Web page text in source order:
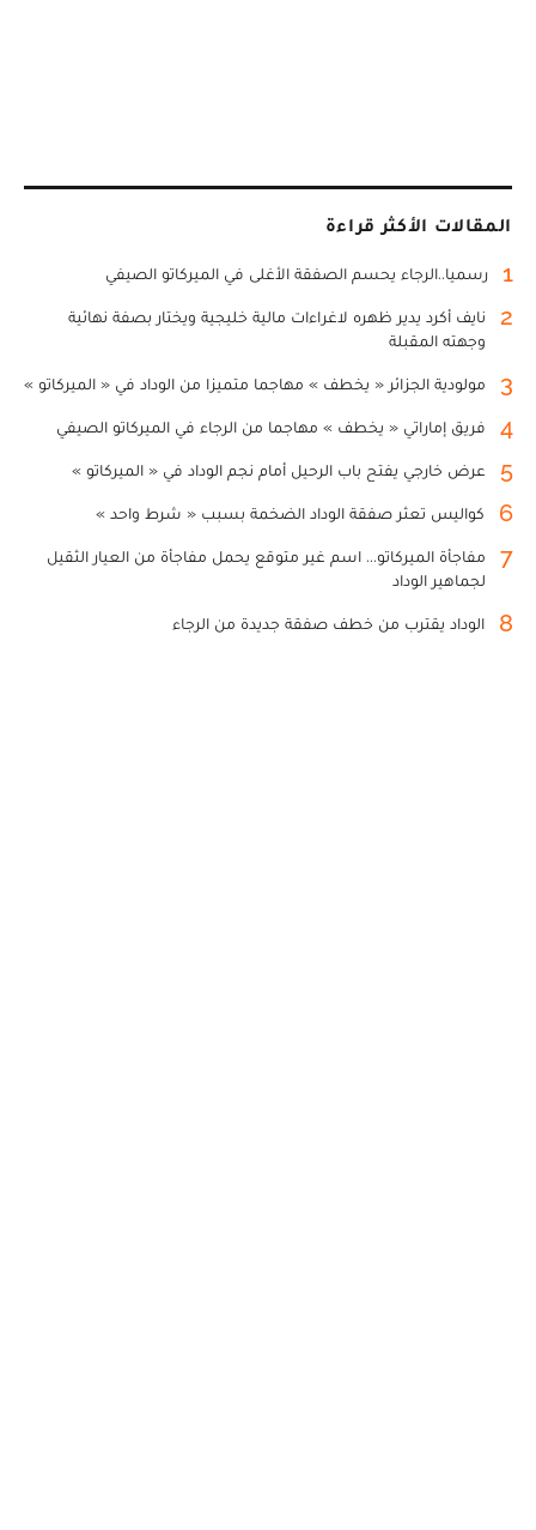
المقالات الأكثر قراءة
1 رسميا..الرجاء يحسم الصفقة الأغلى في الميركاتو الصيفي
2
نايف أكرد يدير ظهره لاغراءات مالية خليجية ويختار بصفة نهائية
وجهته المقبلة
3 مولودية الجزائر « يخطف » مهاجما متميزا من الوداد في « الميركاتو »
4 فريق إماراتي « يخطف » مهاجما من الرجاء في الميركاتو الصيفي
5 عرض خارجي يفتح باب الرحيل أمام نجم الوداد في « الميركاتو »
6 كواليس تعثر صفقة الوداد الضخمة بسبب « شرط واحد »
7
مفاجأة الميركاتو... اسم غير متوقع يحمل مفاجأة من العيار الثقيل
لجماهير الوداد
8 الوداد يقترب من خطف صفقة جديدة من الرجاء